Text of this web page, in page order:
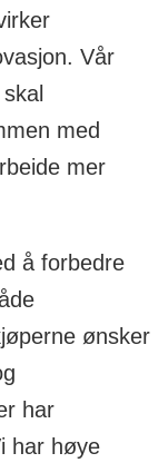
Vår
med
mer
å forbedre
ønsker
har
har høye